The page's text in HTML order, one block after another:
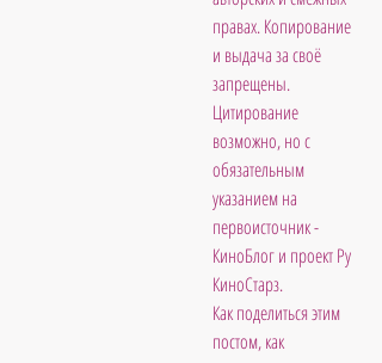
правах. Копирование
и выдача за своё
запрещены.
Цитирование
возможно, но с
обязательным
указанием на
первоисточник -
КиноБлог и проект Ру
КиноСтарз.
Как поделиться этим
постом, как